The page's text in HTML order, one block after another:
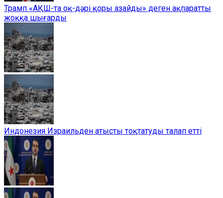
Трамп «АҚШ-та оқ-дәрі қоры азайды» деген ақпаратты
жоққа шығарды
Индонезия Израильден атысты тоқтатуды талап етті